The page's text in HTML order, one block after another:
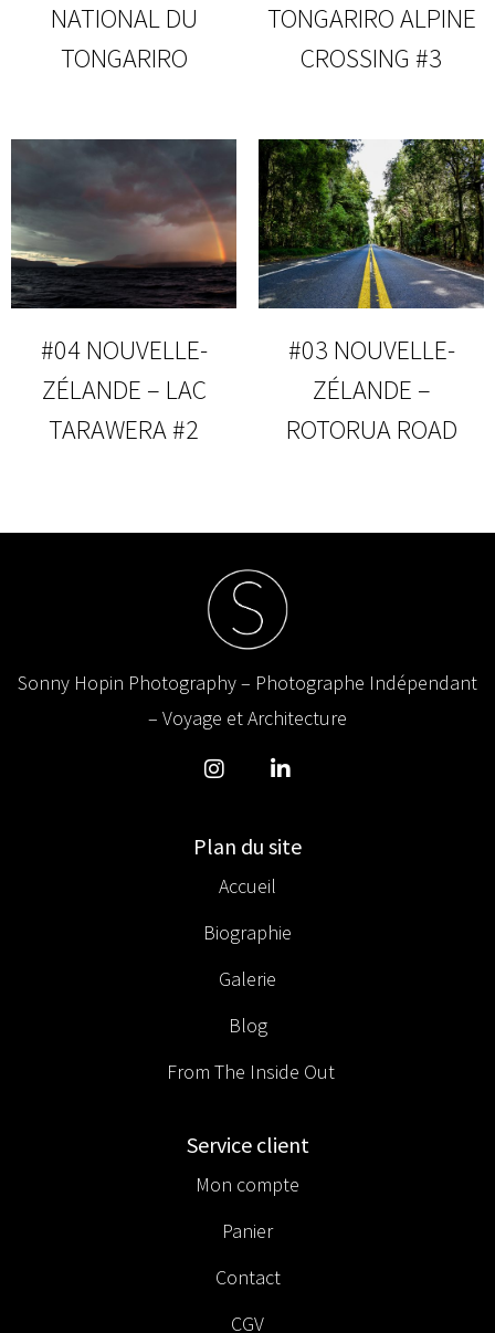
NATIONAL DU
TONGARIRO
TONGARIRO ALPINE
CROSSING #3
#04 NOUVELLE-
ZÉLANDE – LAC
TARAWERA #2
#03 NOUVELLE-
ZÉLANDE –
ROTORUA ROAD
Sonny Hopin Photography – Photographe Indépendant
– Voyage et Architecture
Plan du site
Accueil
Biographie
Galerie
Blog
From The Inside Out
Service client
Mon compte
Panier
Contact
CGV